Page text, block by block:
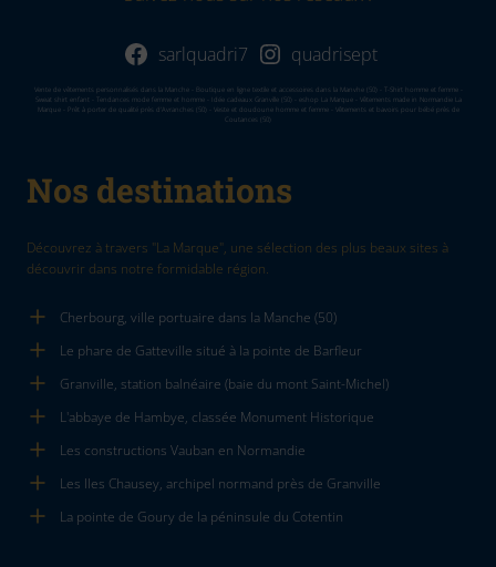
sarlquadri7 quadrisept
Vente de vêtements personnalisés dans la Manche - Boutique en ligne textile et accessoires dans la Manvhe (50) - T-Shirt homme et femme -
Sweat shirt enfant - Tendances mode femme et homme - Idée cadeaux Granville (50) - eshop La Marque - Vêtements made in Normandie La
Marque - Prêt à porter de qualité près d'Avranches (50) - Veste et doudoune homme et femme - Vêtements et bavoirs pour bébé près de
Coutances (50)
Nos destinations
Découvrez à travers "La Marque", une sélection des plus beaux sites à
découvrir dans notre formidable région.
Cherbourg, ville portuaire dans la Manche (50)
Le phare de Gatteville situé à la pointe de Barfleur
Granville, station balnéaire (baie du mont Saint-Michel)
L'abbaye de Hambye, classée Monument Historique
Les constructions Vauban en Normandie
Les Iles Chausey, archipel normand près de Granville
La pointe de Goury de la péninsule du Cotentin